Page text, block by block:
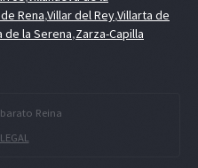
Rena,Villar del Rey,Villarta de
de la Serena,Zarza-Capilla
Reina